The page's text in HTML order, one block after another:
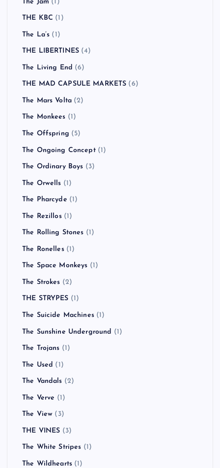
The Jam (1)
THE KBC (1)
The La’s (1)
THE LIBERTINES (4)
The Living End (6)
THE MAD CAPSULE MARKETS (6)
The Mars Volta (2)
The Monkees (1)
The Offspring (5)
The Ongoing Concept(1)
The Ordinary Boys (3)
The Orwells (1)
The Pharcyde (1)
The Rezillos(1)
The Rolling Stones (1)
The Ronelles(1)
The Space Monkeys (1)
The Strokes (2)
THE STRYPES (1)
The Suicide Machines(1)
The Sunshine Underground (1)
The Trojans (1)
The Used (1)
The Vandals (2)
The Verve (1)
The View (3)
THE VINES (3)
The White Stripes (1)
The Wildhearts (1)